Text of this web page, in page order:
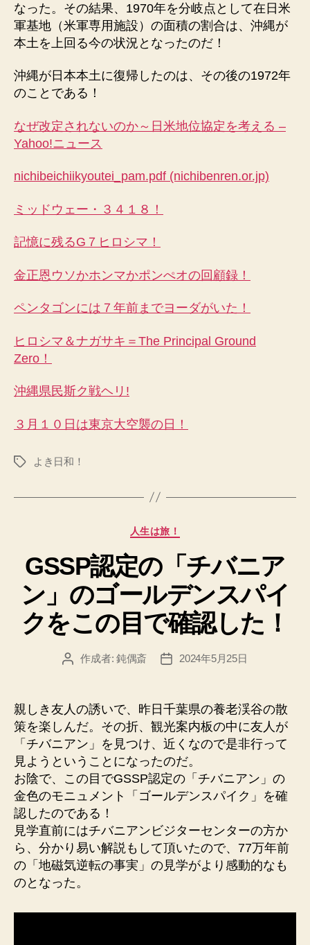
なった。その結果、1970年を分岐点として在日米
軍基地（米軍専用施設）の面積の割合は、沖縄が
本土を上回る今の状況となったのだ！
沖縄が日本本土に復帰したのは、その後の1972年
のことである！
なぜ改定されないのか～日米地位協定を考える –
Yahoo!ニュース
nichibeichiikyoutei_pam.pdf (nichibenren.or.jp)
ミッドウェー・３４１８！
記憶に残るG７ヒロシマ！
金正恩ウソかホンマかポンぺオの回顧録！
ペンタゴンには７年前までヨーダがいた！
ヒロシマ＆ナガサキ＝The Principal Ground
Zero！
沖縄県民斯ク戦ヘリ!
３月１０日は東京大空襲の日！
タ
よき日和！
カ
ゴ
リ
ー
人生は旅！
GSSP認定の「チバニア
ン」のゴールデンスパイ
クをこの目で確認した！
投
作成者: 鈍偶斎
投
2024年5月25日
親しき友人の誘いで、昨日千葉県の養老渓谷の散
策を楽しんだ。その折、観光案内板の中に友人が
「チバニアン」を見つけ、近くなので是非行って
見ようということになったのだ。
お陰で、この目でGSSP認定の「チバニアン」の
金色のモニュメント「ゴールデンスパイク」を確
認したのである！
見学直前にはチバニアンビジターセンターの方か
ら、分かり易い解説もして頂いたので、77万年前
の「地磁気逆転の事実」の見学がより感動的なも
のとなった。